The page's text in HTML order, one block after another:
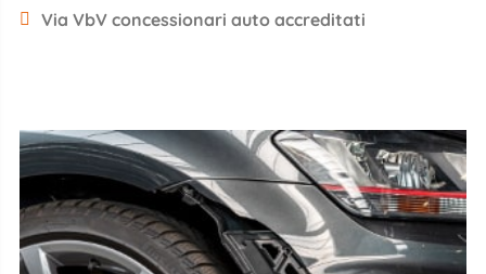
Via VbV concessionari auto accreditati